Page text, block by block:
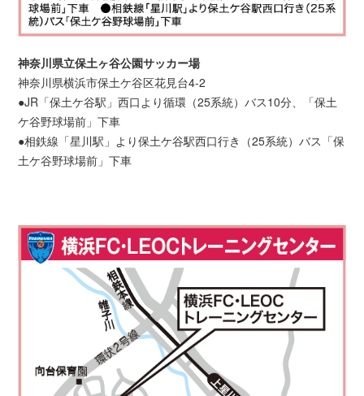
神奈川県立保土ヶ谷公園サッカー場
神奈川県横浜市保土ケ谷区花見台4-2
●JR「保土ケ谷駅」西口より循環（25系統）バス10分、「保土
ケ谷野球場前」下車
●相鉄線「星川駅」より保土ケ谷駅西口行き（25系統）バス「保
土ケ谷野球場前」下車